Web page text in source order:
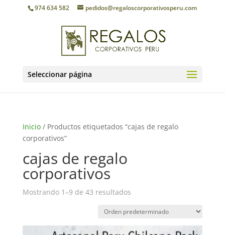
974 634 582 pedidos@regaloscorporativosperu.com
Seleccionar página
Inicio/ Productos etiquetados “cajas de regalo
corporativos”
cajas de regalo
corporativos
Mostrando 1–9 de 43 resultados